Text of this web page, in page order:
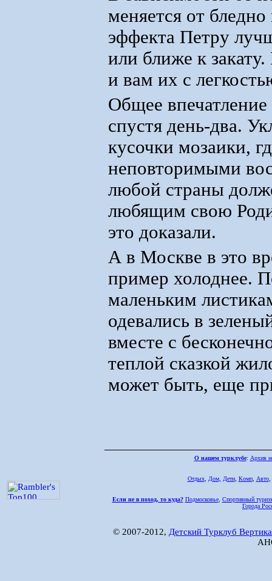
меняется от бледно
эффекта Петру
или ближе к
и вам их с
Общее впечатление
спустя день-два.
кусочки мозаики,
неповторимыми
любой страны
любящим свою
это доказали.
А в Москве в это
пример холоднее.
маленьким
одевались в
вместе с
теплой сказкой
может быть, еще
О нашем турклубе: Архив
Отдых, Дом, Дети, Комп, Авто,
Если не в поход, то куда? Подмосковье, Спортивный
Города
© 2007-2012, Детский Турклуб